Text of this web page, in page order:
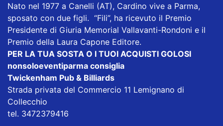
Nato nel 1977 a Canelli (AT), Cardino vive a Parma,
sposato con due figli. “Fili”, ha ricevuto il Premio
Presidente di Giuria Memorial Vallavanti-Rondoni e il
Premio della Laura Capone Editore.
PER LA TUA SOSTA O I TUOI ACQUISTI GOLOSI
nonsoloeventiparma consiglia
Twickenham Pub & Billiards
Strada privata del Commercio 11 Lemignano di
Collecchio
tel. 3472379416